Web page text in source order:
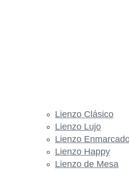
Lienzo Clásico
Lienzo Lujo
Lienzo
Lienzo Happy
Lienzo de Mesa